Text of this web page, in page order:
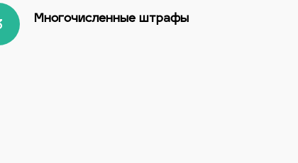
Многочисленные штрафы